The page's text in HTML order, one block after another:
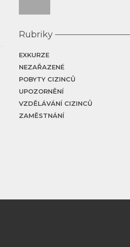
Rubriky
EXKURZE
NEZAŘAZENÉ
POBYTY CIZINCŮ
UPOZORNĚNÍ
VZDĚLÁVÁNÍ CIZINCŮ
ZAMĚSTNÁNÍ